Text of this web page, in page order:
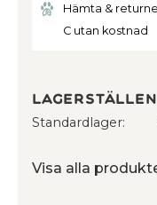
Hämta &
C utan kostnad
Lagerställen
Standardlager
Visa alla